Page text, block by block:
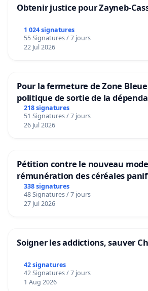
Obtenir justice pour Zayneb-
1 024 signatures
55 Signatures / 7 jours
22 Jul 2026
Pour la fermeture de Zone
politique de sortie de la
218 signatures
51 Signatures / 7 jours
26 Jul 2026
Pétition contre le nouveau
rémunération des céréales
granum basé sur la teneur en
338 signatures
48 Signatures / 7 jours
27 Jul 2026
Soigner les addictions, sauver
42 signatures
42 Signatures / 7 jours
1 Aug 2026